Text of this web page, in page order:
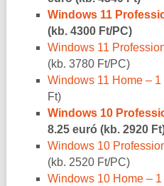
Windows 11
(kb. 4300 Ft/PC)
Windows 11
(kb. 3780 Ft/PC)
Windows 11 Home – 1
Ft)
Windows 10
8.25 euró (kb. 2920
Windows 10
(kb. 2520 Ft/PC)
Windows 10 Home – 1